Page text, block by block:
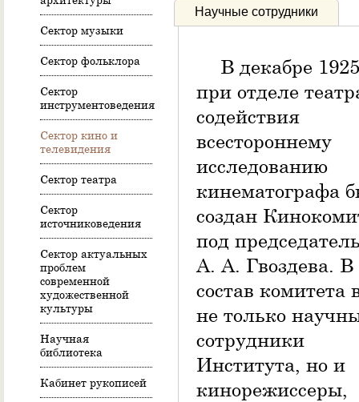
Сектор музыки
Сектор фольклора
Сектор
инструментоведения
Сектор кино и
телевидения
Сектор театра
Сектор
источниковедения
Сектор актуальных
проблем
современной
художественной
культуры
Научная
библиотека
Кабинет рукописей
Научные сотрудники
В декабре
при отделе
содействия
всестороннему
исследованию
кинематографа
создан
под
А. А. Гвоздева. В
состав комитета
не только
сотрудники
Института, но и
кинорежиссеры,